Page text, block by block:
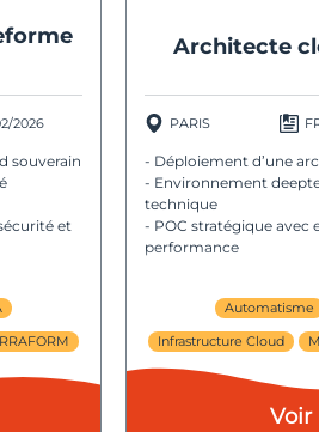
2026
souverain
et
Architecte
PARIS
- Déploiement d’une
- Environnement
technique
- POC stratégique avec
performance
Automatisme
Infrastructure Cloud
Voir